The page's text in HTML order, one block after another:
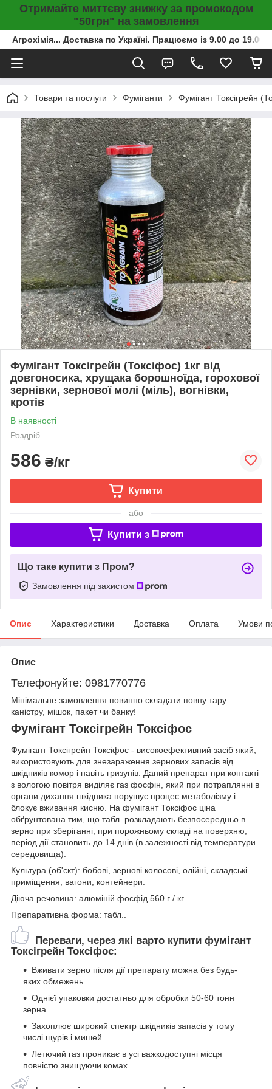
Отримайте миттєву знижку за промокодом
"50грн" на замовлення
Агрохімія... Доставка по Україні. Працюємо із 9.00 до
Товари та послуги Фуміганти Фумігант Токсігрейн
Фумігант Токсігрейн (Токсіфос) 1кг від
довгоносика, хрущака борошноїда, горохової
зернівки, зернової молі (міль), вогнівки,
кротів
В наявності
Роздріб
586 ₴/кг
Купити
або
Купити з
Що таке купити з Пром?
Замовлення під захистом
Опис Характеристики Доставка Оплата Умови
Опис
Телефонуйте: 0981770776
Мінімальне замовлення повинно складати повну тару:
каністру, мішок, пакет чи банку!
Фумігант Токсігрейн Токсіфос
Фумігант Токсігрейн Токсіфос - високоефективний засіб який,
використовують для знезараження зернових запасів від
шкідників комор і навіть гризунів. Даний препарат при контакті
з вологою повітря виділяє газ фосфін, який при потраплянні в
органи дихання шкідника порушує процес метаболізму і
блокує вживання кисню. На фумігант Токсіфос ціна
обґрунтована тим, що табл. розкладають безпосередньо в
зерно при зберіганні, при порожньому складі на поверхню,
період дії становить до 14 днів (в залежності від температури
середовища).
Культура (об'єкт): бобові, зернові колосові, олійні, складські
приміщення, вагони, контейнери.
Діюча речовина: алюміній фосфід 560 г / кг.
Препаративна форма: табл..
Переваги, через які варто купити фумігант
Токсігрейн Токсіфос:
Вживати зерно після дії препарату можна без будь-
яких обмежень
Однієї упаковки достатньо для обробки 50-60 тонн
зерна
Захоплює широкий спектр шкідників запасів у тому
числі щурів і мишей
Летючий газ проникає в усі важкодоступні місця
повністю знищуючи комах